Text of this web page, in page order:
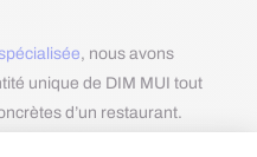
, nous avons
unique de DIM MUI tout
d’un restaurant.
à l'univers DIM